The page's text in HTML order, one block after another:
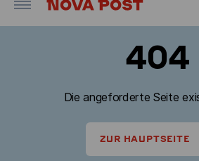
404
Die angeforderte Seite
ZUR HAUPTSEITE